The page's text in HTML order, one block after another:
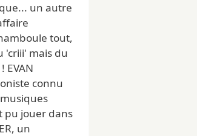
un autre
tout,
'criii' mais du
EVAN
connu
pu jouer dans
un